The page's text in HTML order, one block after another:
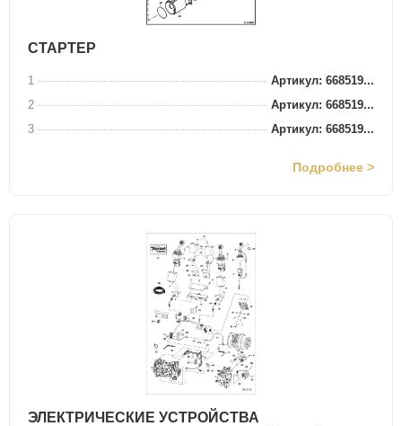
СТАРТЕР
1
Артикул: 668519...
2
Артикул: 668519...
3
Артикул: 668519...
Подробнее >
ЭЛЕКТРИЧЕСКИЕ УСТРОЙСТВА